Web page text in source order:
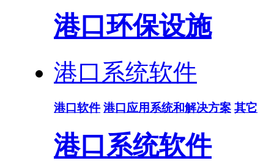
港口环保设施
港口系统软件
港口软件 港口应用系统和解决方案 其它
港口系统软件